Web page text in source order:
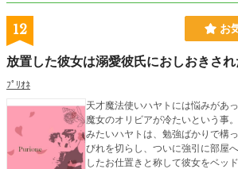
12 お
放置した彼女は溺愛彼氏におしおきさ
ﾌﾟﾘｵﾈ
天才魔法使いハヤトには悩みがあ
魔女のオリビアが冷たいという事
みたいハヤトは、勉強ばかりで構
びれを切らし、ついに強引に部屋
したお仕置きと称して彼女をベッドで